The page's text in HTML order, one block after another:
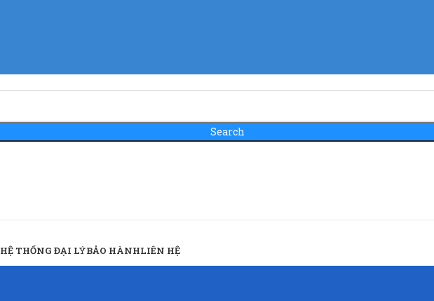
Search
HỆ THỐNG ĐẠI LÝBẢO HÀNHLIÊN HỆ